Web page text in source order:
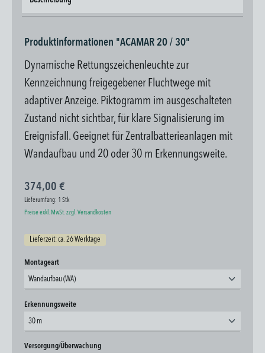
Produktinformationen "ACAMAR 20 / 30"
Dynamische Rettungszeichenleuchte zur
Kennzeichnung freigegebener Fluchtwege mit
adaptiver Anzeige. Piktogramm im ausgeschalteten
Zustand nicht sichtbar, für klare Signalisierung im
Ereignisfall. Geeignet für Zentralbatterieanlagen mit
Wandaufbau und 20 oder 30 m Erkennungsweite.
374,00 €
Lieferumfang: 1 Stk
Preise exkl. MwSt. zzgl. Versandkosten
Lieferzeit: ca. 26 Werktage
Montageartauswählen
Wandaufbau (WA)
Erkennungsweiteauswählen
30 m
Versorgung/Überwachungauswählen